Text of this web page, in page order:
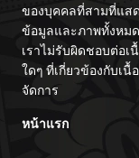
ตอนที่ 398
ตอนที่ 397
ตอนที่ 396
ของบุคคลที่สามที่แส
ข้อมูลและภาพทั้งหม
เราไม่รับผิดชอบต่อ
ใดๆ ที่เกี่ยวข้องกับเ
จัดการ
หน้าแรก